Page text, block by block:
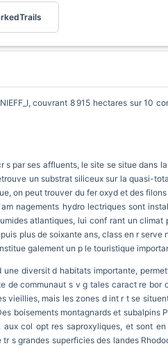
couvrant 8 915 hectares sur 10
par ses affluents, le site se situe dans
un substrat siliceux sur la quasi-
on peut trouver du fer oxyd et des
nagements hydro lectriques sont
atlantiques, lui conf rant un
plus de soixante ans, class en r
galement un p le touristique
diversit d habitats importante,
de communaut s v g tales caract re
vieillies, mais les zones d int r t se
boisements montagnards et subalpins
col opt res saproxyliques, et sont
s grandes superficies des landes